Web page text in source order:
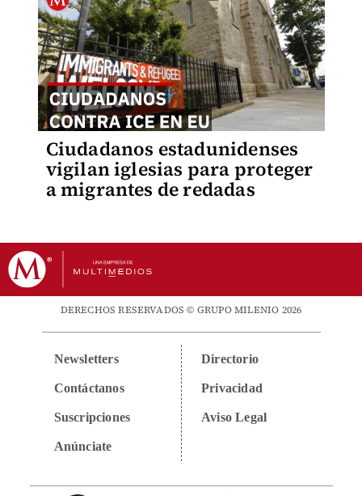
Ciudadanos estadunidenses
vigilan iglesias para proteger
a migrantes de redadas
DERECHOS RESERVADOS © GRUPO MILENIO 2026
Newsletters
Contáctanos
Suscripciones
Anúnciate
Directorio
Privacidad
Aviso Legal